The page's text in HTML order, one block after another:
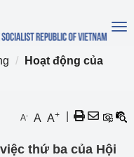
Hoạt động của
A- A A+
thứ ba của Hội